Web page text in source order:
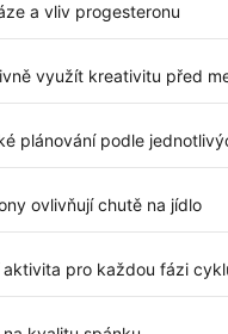
a vliv progesteronu
využít kreativitu před
plánování podle
ovlivňují chutě na jídlo
aktivita pro každou fázi